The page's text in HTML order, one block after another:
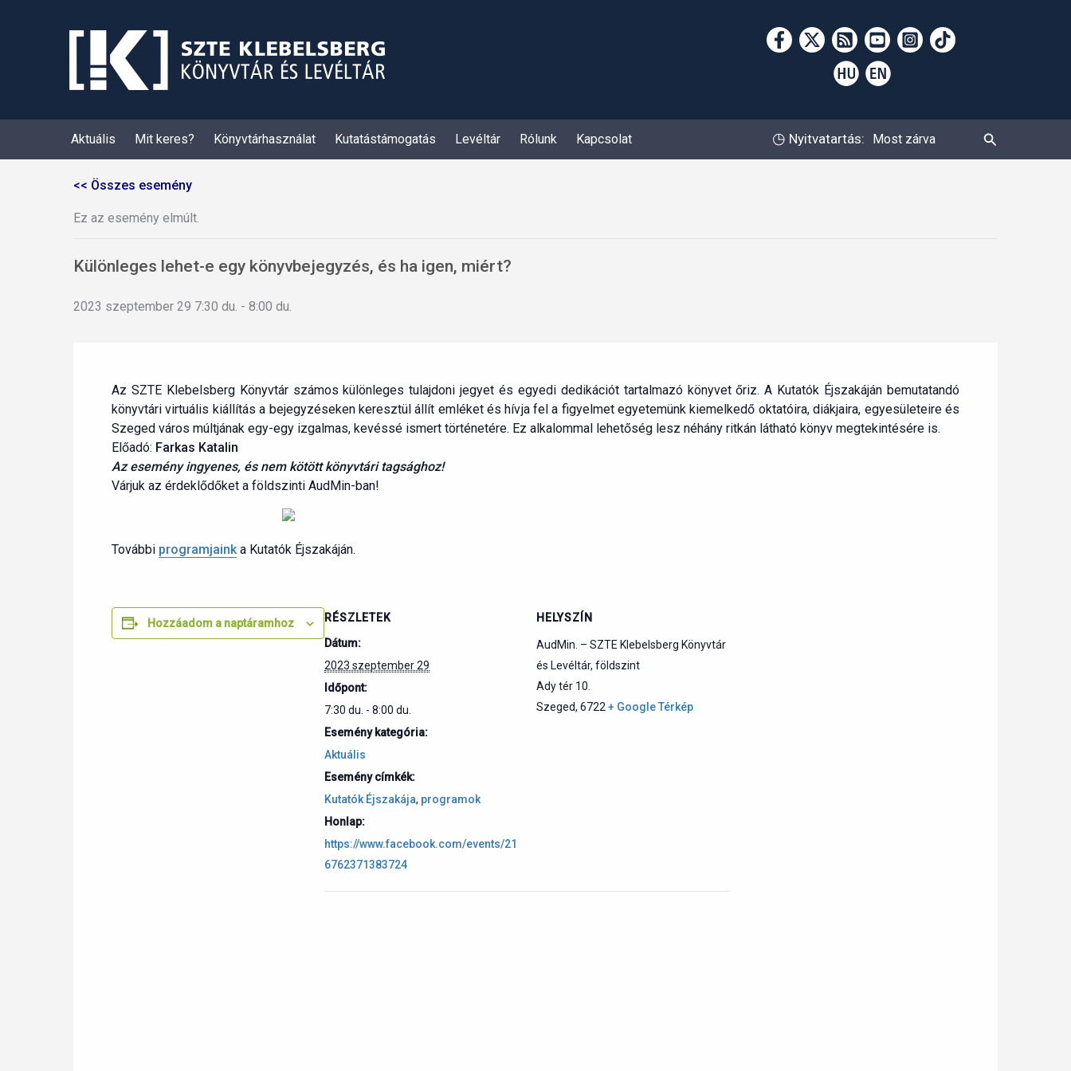
Aktuális Mit keres? Könyvtárhasználat Kutatástámogatás Levéltár Rólunk Kapcsolat ◷ Nyitvatartás: Most zárva Keresés
Ez az esemény elmúlt.
Különleges lehet-e egy könyvbejegyzés, és ha igen, miért?
2023 szeptember 29 7:30 du. - 8:00 du.
Az SZTE Klebelsberg Könyvtár számos különleges tulajdoni jegyet és egyedi dedikációt tartalmazó könyvet őriz. A Kutatók Éjszakáján bemutatandó
könyvtári virtuális kiállítás a bejegyzéseken keresztül állít emléket és hívja fel a figyelmet egyetemünk kiemelkedő oktatóira, diákjaira, egyesületeire és
Szeged város múltjának egy-egy izgalmas, kevéssé ismert történetére. Ez alkalommal lehetőség lesz néhány ritkán látható könyv megtekintésére is.
Előadó: Farkas Katalin
Az esemény ingyenes, és nem kötött könyvtári tagsághoz!
Várjuk az érdeklődőket a földszinti AudMin-ban!
További programjainka Kutatók Éjszakáján.
Hozzáadom a naptáramhoz
RÉSZLETEK
Dátum:
2023 szeptember 29
Időpont:
7:30 du. - 8:00 du.
Esemény kategória:
Aktuális
Esemény címkék:
Kutatók Éjszakája, programok
Honlap:
https://www.facebook.com/events/21
6762371383724
HELYSZÍN
AudMin. – SZTE Klebelsberg Könyvtár
és Levéltár, földszint
Ady tér 10.
Szeged, 6722 + Google Térkép